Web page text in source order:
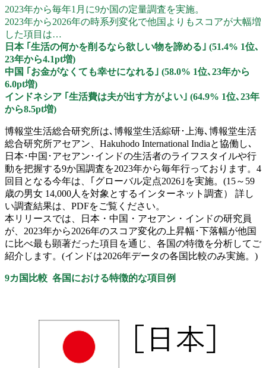
2023年から毎年1月に9か国の定量調査を実施。
2023年から2026年の時系列変化で他国よりもスコアが大幅増
した項目は…
日本 ｢生活の何かを削るなら欲しい物を諦める｣ (51.4% 1位､
23年から4.1pt増)
中国 ｢お金がなくても幸せになれる｣ (58.0% 1位､23年から
6.0pt増)
インドネシア ｢生活費は夫が出す方がよい｣ (64.9% 1位､23年
から8.5pt増)
博報堂生活総合研究所は､博報堂生活綜研･上海､博報堂生活
総合研究所アセアン、Hakuhodo International Indiaと協働し､
日本･中国･アセアン･インドの生活者のライフスタイルや行
動を把握する9か国調査を2023年から毎年行っております。4
回目となる今年は、｢グローバル定点2026｣を実施。(15～59
歳の男女 14,000人を対象とするインターネット調査） 詳し
い調査結果は、PDFをご覧ください。
本リリースでは、日本・中国・アセアン・インドの研究員
が、2023年から2026年のスコア変化の上昇幅･下落幅が他国
に比べ最も顕著だった項目を通じ、各国の特徴を分析してご
紹介します。(インドは2026年データの各国比較のみ実施。)
9カ国比較 各国における特徴的な項目例